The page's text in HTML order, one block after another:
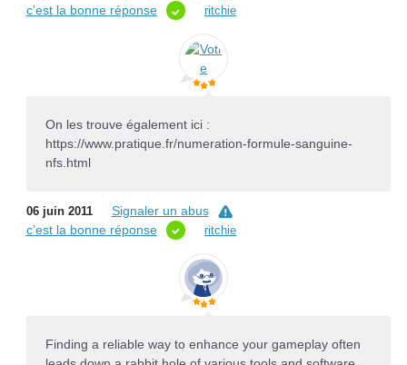
c’est la bonne réponse
ritchie
On les trouve également ici :
https://www.pratique.fr/numeration-formule-sanguine-
nfs.html
06 juin 2011
Signaler un abus
c’est la bonne réponse
ritchie
Finding a reliable way to enhance your gameplay often